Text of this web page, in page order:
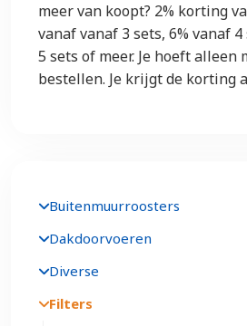
meer van koopt? 2% korting
vanaf vanaf 3 sets, 6% vanaf
5 sets of meer. Je hoeft alleen
bestellen. Je krijgt de korting
Buitenmuurroosters
Dakdoorvoeren
Diverse
Filters